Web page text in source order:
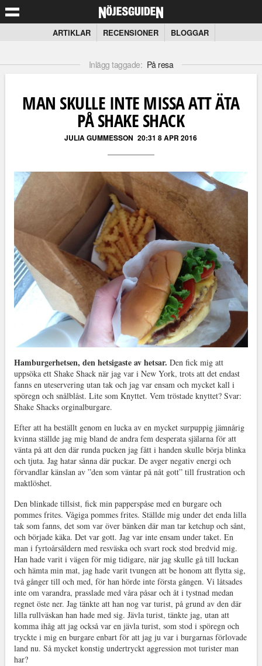
ARTIKLAR RECENSIONER BLOGGAR
Inlägg taggade: På resa
MAN SKULLE INTE MISSA ATT ÄTA
PÅ SHAKE SHACK
JULIA GUMMESSON 20:31 8 APR 2016
Hamburgerhetsen, den hetsigaste av hetsar. Den fick mig att
uppsöka ett Shake Shack när jag var i New York, trots att det endast
fanns en uteservering utan tak och jag var ensam och mycket kall i
spöregn och snålblåst. Lite som Knyttet. Vem tröstade knyttet? Svar:
Shake Shacks orginalburgare.
Efter att ha beställt genom en lucka av en mycket surpuppig jämnårig
kvinna ställde jag mig bland de andra fem desperata själarna för att
vänta på att den där runda pucken jag fått i handen skulle börja blinka
och tjuta. Jag hatar sånna där puckar. De avger negativ energi och
förvandlar känslan av ”den som väntar på nåt gott” till frustration och
maktlöshet.
Den blinkade tillsist, fick min papperspåse med en burgare och
pommes frites. Vågiga pommes frites. Ställde mig under det enda lilla
tak som fanns, det som var över bänken där man tar ketchup och sånt,
och började käka. Det var gott. Jag var inte ensam under taket. En
man i fyrtoårsåldern med resväska och svart rock stod bredvid mig.
Han hade varit i vägen för mig tidigare, när jag skulle gå till luckan
och hämta min mat, jag hade varit tvungen att be honom att flytta sig,
två gånger till och med, för han hörde inte första gången. Vi låtsades
inte om varandra, prasslade med våra påsar och åt i tystnad medan
regnet öste ner. Jag tänkte att han nog var turist, på grund av den där
lilla rullväskan han hade med sig. Jävla turist, tänkte jag, utan att
komma ihåg att jag också var en jävla turist, som stod i spöregn och
tryckte i mig en burgare enbart för att jag ju var i burgarnas förlovade
land nu. Så mycket konstig undertryckt aggression mot turister man
har?